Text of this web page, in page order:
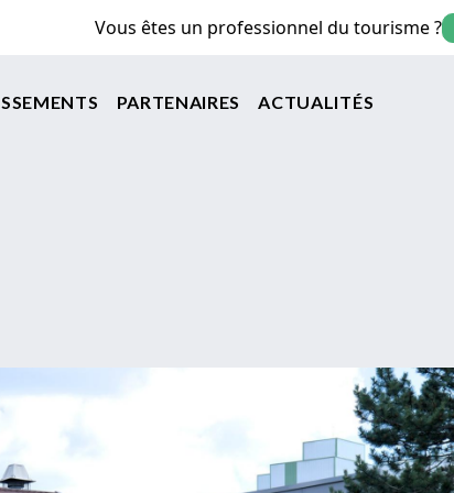
Vous êtes un professionnel du tourisme ?
principale
PARTENAIRES ACTUALITÉS